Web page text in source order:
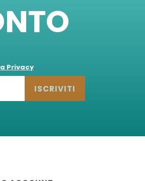
Privacy
ISCRIVITI